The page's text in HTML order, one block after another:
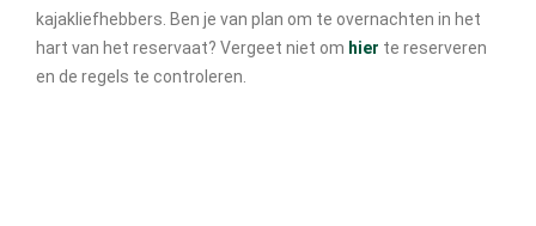
kajakliefhebbers. Ben je van plan om te overnachten in het
hart van het reservaat? Vergeet niet om hier te reserveren
en de regels te controleren.